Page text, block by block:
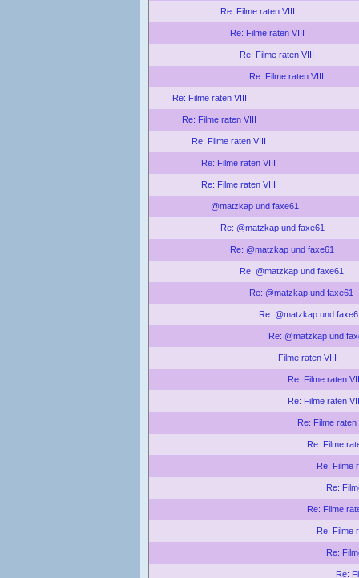
Re: Filme raten VIII
Re: Filme raten VIII
Re: Filme raten VIII
Re: Filme raten VIII
Re: Filme raten VIII
Re: Filme raten VIII
Re: Filme raten VIII
Re: Filme raten VIII
Re: Filme raten VIII
@matzkap und faxe61
Re: @matzkap und faxe61
Re: @matzkap und faxe61
Re: @matzkap und faxe61
Re: @matzkap und faxe61
Re: @matzkap und
Re: @matzkap und
Filme raten VIII
Re: Filme raten
Re: Filme raten
Re: Filme raten
Re: Filme
Re: Filme
Re:
Re: Filme
Re: Filme
Re:
Re: